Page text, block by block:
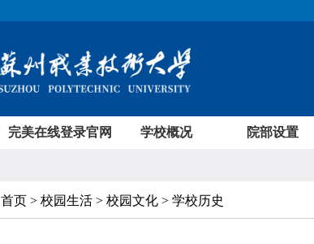
完美在线登录官网 学校概况 院部设置
首页 > 校园生活 > 校园文化 > 学校历史